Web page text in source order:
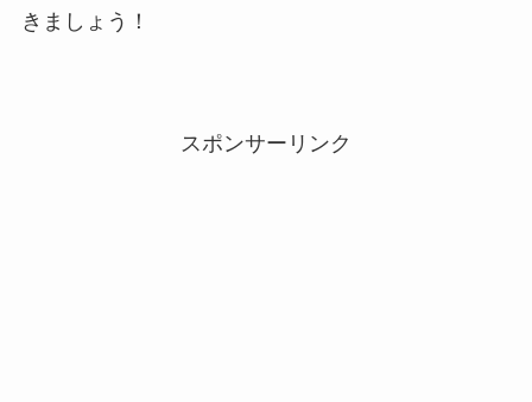
きましょう！
スポンサーリンク